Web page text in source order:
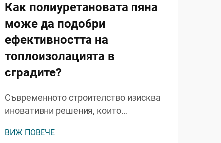
Как полиуретановата пяна
може да подобри
ефективността на
топлоизолацията в
сградите?
Съвременното строителство изисква
иновативни решения, които
топлоизолацията, като същевременно
ВИЖ ПОВЕЧЕ